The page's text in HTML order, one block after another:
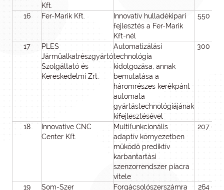
Kft.
16 Fer-Marik Kft.
Innovatív hulladékipari
fejlesztés a Fer-Marik
Kft-nél
550
17
PLES
Járműalkatrészgyártó
Szolgáltató és
Kereskedelmi Zrt.
Automatizálási
technológia
kidolgozása, annak
bemutatása a
háromrészes kerékpánt
automata
gyártástechnológiájának
kifejlesztésével
300
18
Innovative CNC
Center Kft.
Multifunkcionális
adaptív környezetben
működő prediktív
karbantartási
szenzorrendszer piacra
vitele
207
19
Som-Szer
Forgácsolószerszámra
264